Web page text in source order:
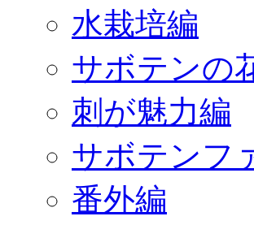
水栽培編
サボテンの
刺が魅力編
サボテンフ
番外編